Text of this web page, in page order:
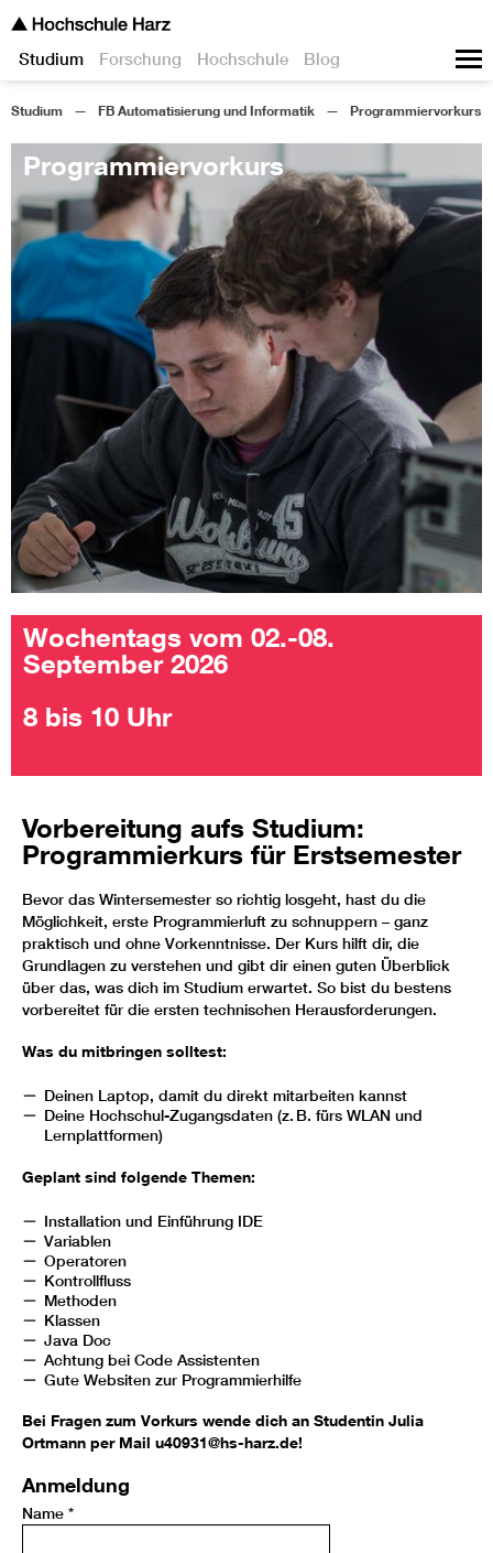
Studium Forschung Hochschule Blog
Studium FB Automatisierung und Informatik Programmiervorkurs
Programmiervorkurs
Wochentags vom 02.-08.
September 2026
8 bis 10 Uhr
Vorbereitung aufs Studium:
Programmierkurs für Erstsemester
Bevor das Wintersemester so richtig losgeht, hast du die
Möglichkeit, erste Programmierluft zu schnuppern – ganz
praktisch und ohne Vorkenntnisse. Der Kurs hilft dir, die
Grundlagen zu verstehen und gibt dir einen guten Überblick
über das, was dich im Studium erwartet. So bist du bestens
vorbereitet für die ersten technischen Herausforderungen.
Was du mitbringen solltest:
Deinen Laptop, damit du direkt mitarbeiten kannst
Deine Hochschul-Zugangsdaten (z. B. fürs WLAN und
Lernplattformen)
Geplant sind folgende Themen:
Installation und Einführung IDE
Variablen
Operatoren
Kontrollfluss
Methoden
Klassen
Java Doc
Achtung bei Code Assistenten
Gute Websiten zur Programmierhilfe
Bei Fragen zum Vorkurs wende dich an Studentin Julia
Ortmann per Mail u40931@hs-harz.de!
Anmeldung
Name *